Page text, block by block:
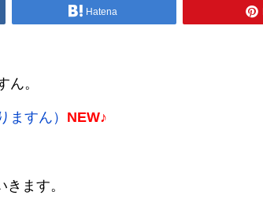
Hatena
。
すん） NEW♪
ます。